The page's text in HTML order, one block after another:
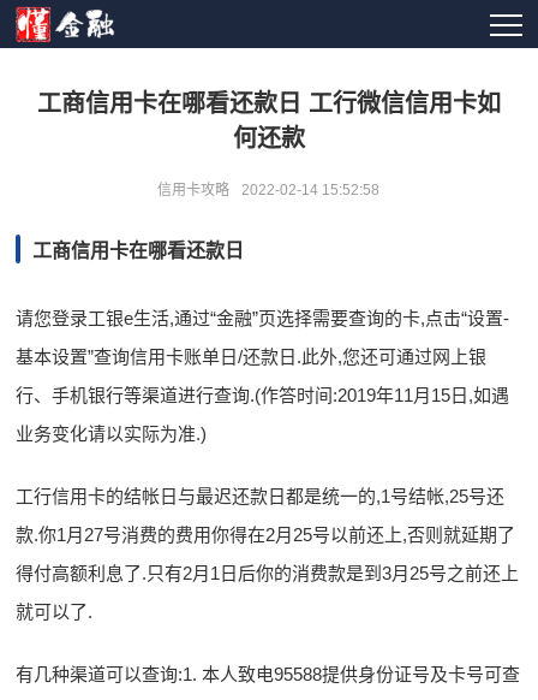
工商信用卡在哪看还款日 工行微信信用卡如
何还款
信用卡攻略 2022-02-14 15:52:58
工商信用卡在哪看还款日
请您登录工银e生活,通过“金融”页选择需要查询的卡,点击“设置-
基本设置”查询信用卡账单日/还款日.此外,您还可通过网上银
行、手机银行等渠道进行查询.(作答时间:2019年11月15日,如遇
业务变化请以实际为准.)
工行信用卡的结帐日与最迟还款日都是统一的,1号结帐,25号还
款.你1月27号消费的费用你得在2月25号以前还上,否则就延期了
得付高额利息了.只有2月1日后你的消费款是到3月25号之前还上
就可以了.
有几种渠道可以查询:1. 本人致电95588提供身份证号及卡号可查